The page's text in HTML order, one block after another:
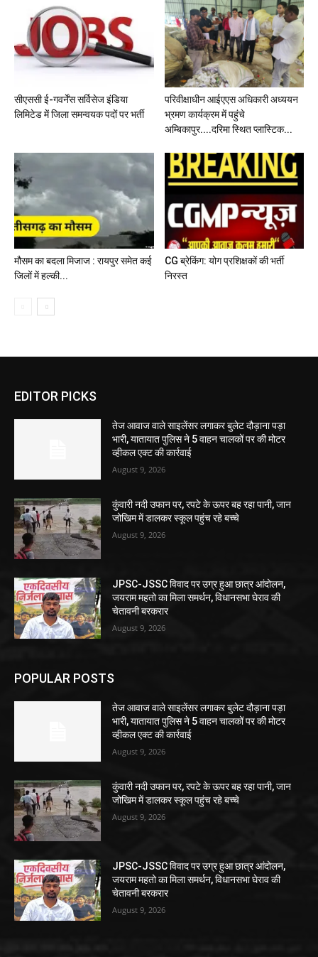
सीएससी ई-गवर्नेंस सर्विसेज इंडिया
लिमिटेड में जिला समन्वयक पदों पर भर्ती
परिवीक्षाधीन आईएएस अधिकारी अध्ययन
भ्रमण कार्यक्रम में पहुंचे
अम्बिकापुर....दरिमा स्थित प्लास्टिक...
मौसम का बदला मिजाज : रायपुर समेत कई
जिलों में हल्की...
CG ब्रेकिंग: योग प्रशिक्षकों की भर्ती
निरस्त
EDITOR PICKS
तेज आवाज वाले साइलेंसर लगाकर बुलेट दौड़ाना पड़ा
भारी, यातायात पुलिस ने 5 वाहन चालकों पर की मोटर
व्हीकल एक्ट की कार्रवाई
August 9, 2026
कुंवारी नदी उफान पर, रपटे के ऊपर बह रहा पानी, जान
जोखिम में डालकर स्कूल पहुंच रहे बच्चे
August 9, 2026
JPSC-JSSC विवाद पर उग्र हुआ छात्र आंदोलन,
जयराम महतो का मिला समर्थन, विधानसभा घेराव की
चेतावनी बरकरार
August 9, 2026
POPULAR POSTS
तेज आवाज वाले साइलेंसर लगाकर बुलेट दौड़ाना पड़ा
भारी, यातायात पुलिस ने 5 वाहन चालकों पर की मोटर
व्हीकल एक्ट की कार्रवाई
August 9, 2026
कुंवारी नदी उफान पर, रपटे के ऊपर बह रहा पानी, जान
जोखिम में डालकर स्कूल पहुंच रहे बच्चे
August 9, 2026
JPSC-JSSC विवाद पर उग्र हुआ छात्र आंदोलन,
जयराम महतो का मिला समर्थन, विधानसभा घेराव की
चेतावनी बरकरार
August 9, 2026